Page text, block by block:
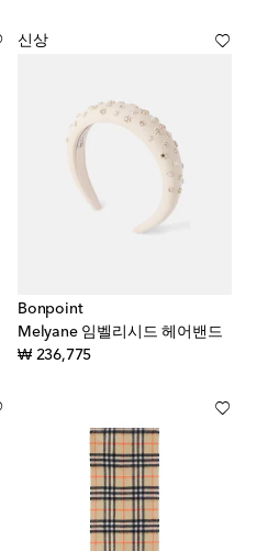
신상
Bonpoint
Melyane 임벨리시드 헤어밴드
₩ 236,775original price